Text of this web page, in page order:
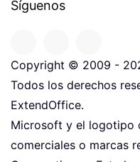
Síguenos
Copyright © 2009 -
Todos los derechos
ExtendOffice.
Microsoft y el logotipo
comerciales o marcas